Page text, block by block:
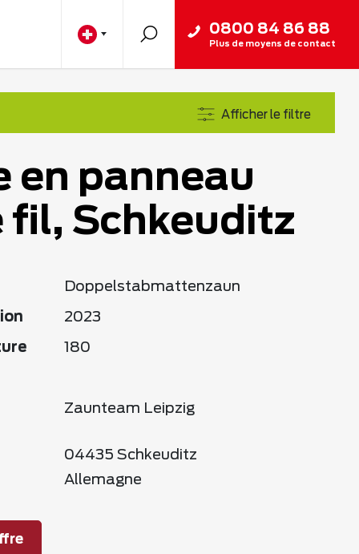
0800 84 86 88
Plus de moyens de contact
Afficher le filtre
en panneau
fil, Schkeuditz
Doppelstabmattenzaun
2023
180
Zaunteam Leipzig
04435 Schkeuditz
Allemagne